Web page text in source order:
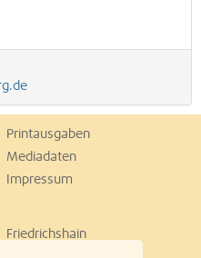
Printausgaben
Mediadaten
Impressum
Friedrichshain